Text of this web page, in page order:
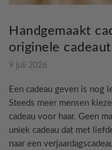
Handgemaakt
originele
9 juli 2026
Een cadeau geven is nog
Steeds meer mensen
cadeau voor haar. Geen
uniek cadeau dat met
naar een